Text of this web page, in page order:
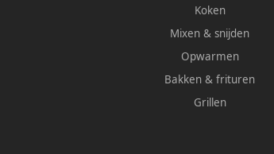
Koken
Mixen & snijden
Opwarmen
Bakken & frituren
Grillen